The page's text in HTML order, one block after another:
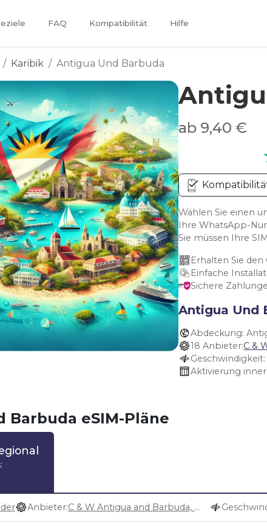
FAQ Kompatibilität Hilfe
Karibik Antigua Und Barbuda
ab 9,40 €
Wählen Sie einen
Ihre WhatsApp-
Sie müssen Ihre
Erhalten Sie
Einfache
Sichere
Antigua Und
Abdeckung:
18 Anbieter:
Geschwindigkeit:
Aktivierung
Barbuda eSIM-Pläne
Anbieter: C & W Antigua and Barbuda, Cable and Wireless Anguilla, Cable & Wireless - LIME, Setel Netherlands Antilles, BTC Bahamas, C&W (Flow), Claro, Bouygues/DigiCel, Dauphin, Free, Cable & Wireless Jamaica, Cable & Wireless Saint Kitts and Nevis, Cable & Wireless Saint Lucia, Cable & Wireless Montserrat, Liberty, Telephone Company Puerto Rico , Cable & Wireless, C & W Saint Vincent and Grenadines